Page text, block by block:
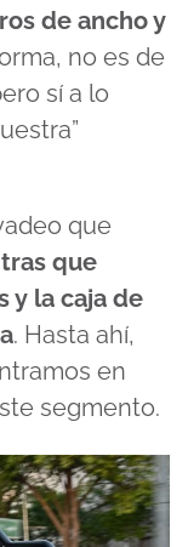
de ancho y
no es de
sí a lo
que
que
y la caja de
. Hasta ahí,
en
segmento.